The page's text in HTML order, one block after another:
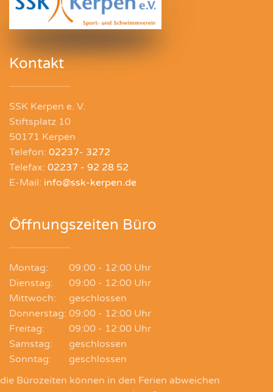
Kontakt
SSK Kerpen e. V.
Stiftsplatz 10
50171 Kerpen
Telefon: 02237- 3272
Telefax: 02237 - 92 28 52
E-Mail: info@ssk-kerpen.de
Öffnungszeiten Büro
Montag:
09:00 - 12:00 Uhr
Dienstag:
09:00 - 12:00 Uhr
Mittwoch:
geschlossen
Donnerstag: 09:00 - 12:00 Uhr
Freitag:
09:00 - 12:00 Uhr
Samstag:
geschlossen
Sonntag:
geschlossen
die Bürozeiten können in den Ferien abweichen